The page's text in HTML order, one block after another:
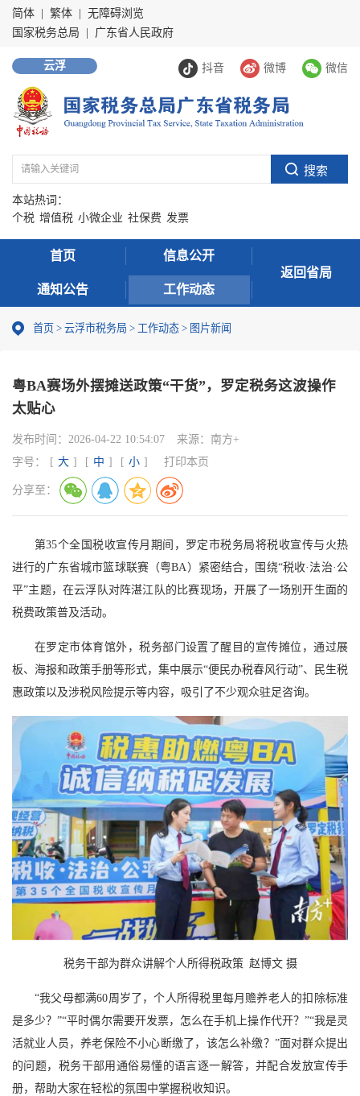
简体 繁体
无障碍浏览
国家税务总局
广东省人民政府
抖音 微博 微信
云浮
本站热词：
个税 增值税 小微企业 社保费 发票
首页 信息公开
通知公告 工作动态
返回省局
首页 > 云浮市税务局 > 工作动态 > 图片新闻
粤BA赛场外摆摊送政策“干货”，罗定税务这波操作
太贴心
发布时间： 2026-04-22 10:54:07 来源： 南方+
字号：
[ 大 ] [ 中 ] [ 小 ] 打印本页
分享至：
第35个全国税收宣传月期间，罗定市税务局将税收宣传与火热
进行的广东省城市篮球联赛（粤BA）紧密结合，围绕“税收·法治·公
平”主题，在云浮队对阵湛江队的比赛现场，开展了一场别开生面的
税费政策普及活动。
在罗定市体育馆外，税务部门设置了醒目的宣传摊位，通过展
板、海报和政策手册等形式，集中展示“便民办税春风行动”、民生税
惠政策以及涉税风险提示等内容，吸引了不少观众驻足咨询。
税务干部为群众讲解个人所得税政策 赵博文 摄
“我父母都满60周岁了，个人所得税里每月赡养老人的扣除标准
是多少？”“平时偶尔需要开发票，怎么在手机上操作代开？”“我是灵
活就业人员，养老保险不小心断缴了，该怎么补缴？”面对群众提出
的问题，税务干部用通俗易懂的语言逐一解答，并配合发放宣传手
册，帮助大家在轻松的氛围中掌握税收知识。